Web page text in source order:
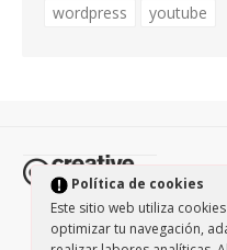
Política de cookies
Este sitio web utiliza
optimizar tu navegación,
wordpress
youtube
Todos
protegidos por la licencia
NonCommercial-